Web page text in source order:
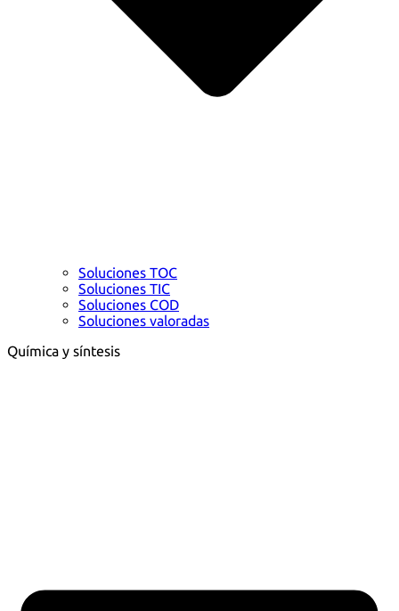
Soluciones TOC
Soluciones TIC
Soluciones COD
Soluciones valoradas
Química y síntesis